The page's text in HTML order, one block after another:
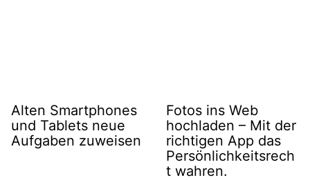
Alten Smartphones
und Tablets neue
Aufgaben zuweisen
Fotos ins Web
hochladen – Mit der
richtigen App das
Persönlichkeitsrech
t wahren.